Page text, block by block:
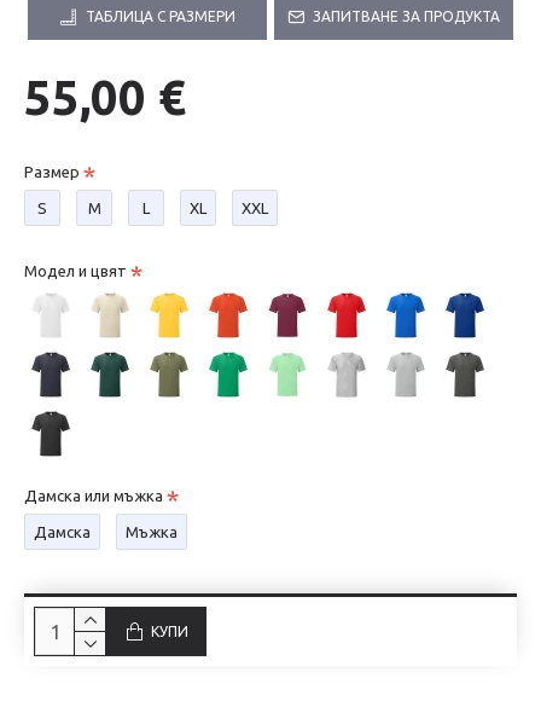
ТАБЛИЦА С РАЗМЕРИ ЗАПИТВАНЕ ЗА ПРОДУКТА
55,00 €
Размер
S М L XL XXL
Модел и цвят
Дамска или мъжка
Дамска Мъжка
КУПИ